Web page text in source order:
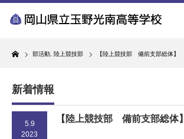
Home
部活動 陸上競技部 【陸上競技部 備前支部総体】
新着情報
5.9
2023
【陸上競技部 備前支部総体】